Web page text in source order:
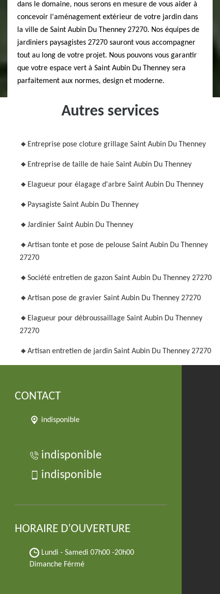
dans le domaine, nous serons en mesure de vous aider à
concevoir l'aménagement extérieur de votre jardin dans
la ville de Saint Aubin Du Thenney 27270. Nos équipes de
jardiniers paysagistes 27270 sauront vous accompagner
tout au long de votre projet. Nous pouvons vous garantir
que votre espace vert à Saint Aubin Du Thenney sera
parfaitement aux normes, design et moderne.
Autres services
Entreprise pose cloture grillage Saint Aubin Du Thenney
Entreprise de taille de haie Saint Aubin Du Thenney
Elagueur pour élagage d'arbre Saint Aubin Du Thenney
Paysagiste Saint Aubin Du Thenney
Jardinier Saint Aubin Du Thenney
Artisan tonte et pose de pelouse Saint Aubin Du Thenney
27270
Société entretien de gazon Saint Aubin Du Thenney 27270
Artisan pose de gravier Saint Aubin Du Thenney 27270
Elagueur pour débroussaillage Saint Aubin Du Thenney
27270
Artisan entretien de jardin Saint Aubin Du Thenney 27270
CONTACT
indisponible
indisponible
indisponible
HORAIRE D'OUVERTURE
Lundi - Samedi 07h00 -20h00
Dimanche Férmé